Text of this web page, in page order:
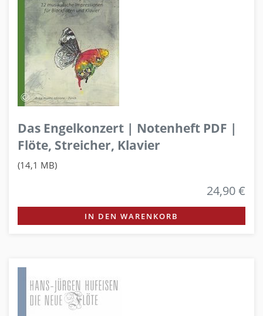
Das Engelkonzert | Notenheft PDF |
Flöte, Streicher, Klavier
(14,1 MB)
24,90 €
IN DEN WARENKORB